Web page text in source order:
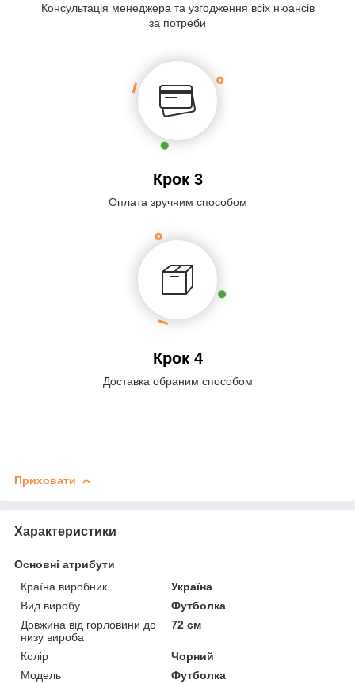
Консультація менеджера та узгодження всіх нюансів
за потреби
Крок 3
Оплата зручним способом
Крок 4
Доставка обраним способом
Приховати
Характеристики
Основні атрибути
Країна виробник
Україна
Вид виробу
Футболка
Довжина від горловини до
низу вироба
72 см
Колір
Чорний
Модель
Футболка